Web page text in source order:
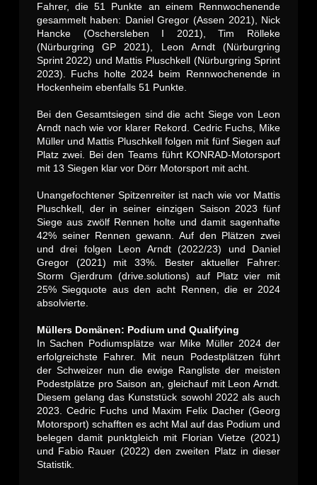
Fahrer, die 51 Punkte an einem Rennwochenende
gesammelt haben: Daniel Gregor (Assen 2021), Nick
Hancke (Oschersleben I 2021), Tim Rölleke
(Nürburgring GP 2021), Leon Arndt (Nürburgring
Sprint 2022) und Mattis Pluschkell (Nürburgring Sprint
2023). Fuchs holte 2024 beim Rennwochenende in
Hockenheim ebenfalls 51 Punkte.
Bei den Gesamtsiegen sind die acht Siege von Leon
Arndt nach wie vor klarer Rekord. Cedric Fuchs, Mike
Müller und Mattis Pluschkell folgen mit fünf Siegen auf
Platz zwei. Bei den Teams führt KONRAD-Motorsport
mit 13 Siegen klar vor Dörr Motorsport mit acht.
Unangefochtener Spitzenreiter ist nach wie vor Mattis
Pluschkell, der in seiner einzigen Saison 2023 fünf
Siege aus zwölf Rennen holte und damit sagenhafte
42% seiner Rennen gewann. Auf den Plätzen zwei
und drei folgen Leon Arndt (2022/23) und Daniel
Gregor (2021) mit 33%. Bester aktueller Fahrer:
Storm Gjerdrum (drive.solutions) auf Platz vier mit
25% Siegquote aus den acht Rennen, die er 2024
absolvierte.
Müllers Domänen: Podium und Qualifying
In Sachen Podiumsplätze war Mike Müller 2024 der
erfolgreichste Fahrer. Mit neun Podestplätzen führt
der Schweizer nun die ewige Rangliste der meisten
Podestplätze pro Saison an, gleichauf mit Leon Arndt.
Diesem gelang das Kunststück sowohl 2022 als auch
2023. Cedric Fuchs und Maxim Felix Dacher (Georg
Motorsport) schafften es acht Mal auf das Podium und
belegen damit punktgleich mit Florian Vietze (2021)
und Fabio Rauer (2022) den zweiten Platz in dieser
Statistik.